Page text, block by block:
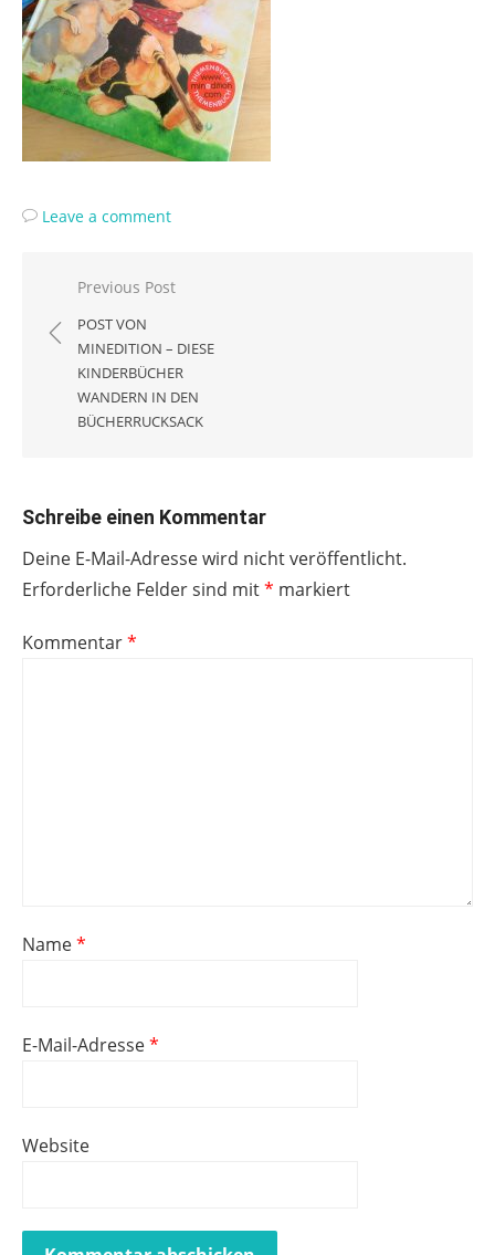
Leave a comment
Beitragsnavigation
Previous Post
POST VON
MINEDITION – DIESE
KINDERBÜCHER
WANDERN IN DEN
BÜCHERRUCKSACK
Schreibe einen Kommentar
Deine E-Mail-Adresse wird nicht veröffentlicht.
Erforderliche Felder sind mit* markiert
Kommentar*
Name*
E-Mail-Adresse*
Website